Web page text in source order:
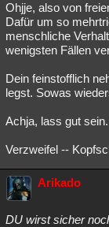
Ohjje, also von
Dafür um so
menschliche
wenigsten Fällen
Dein feinstofflich
legst. Sowas
Achja, lass gut
Verzweifel --
Arikado
DU wirst sicher